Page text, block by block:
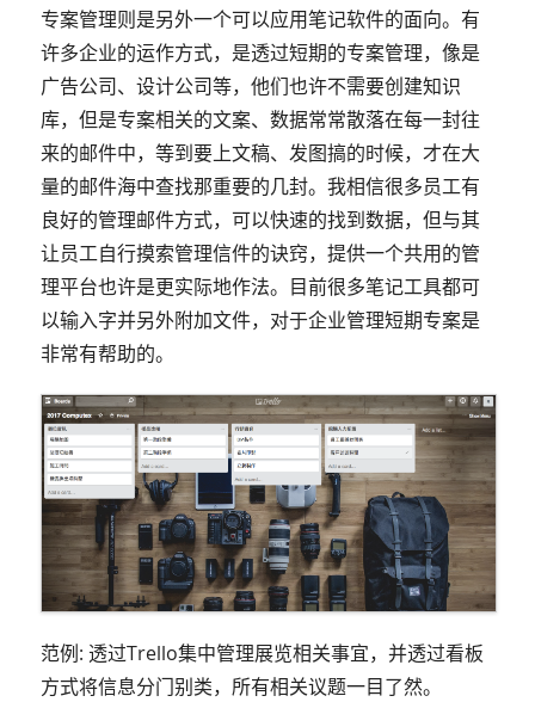
专案管理则是另外一个可以应用笔记软件的面向。有
许多企业的运作方式，是透过短期的专案管理，像是
广告公司、设计公司等，他们也许不需要创建知识
库，但是专案相关的文案、数据常常散落在每一封往
来的邮件中，等到要上文稿、发图搞的时候，才在大
量的邮件海中查找那重要的几封。我相信很多员工有
良好的管理邮件方式，可以快速的找到数据，但与其
让员工自行摸索管理信件的诀窍，提供一个共用的管
理平台也许是更实际地作法。目前很多笔记工具都可
以输入字并另外附加文件，对于企业管理短期专案是
非常有帮助的。
范例: 透过Trello集中管理展览相关事宜，并透过看板
方式将信息分门别类，所有相关议题一目了然。